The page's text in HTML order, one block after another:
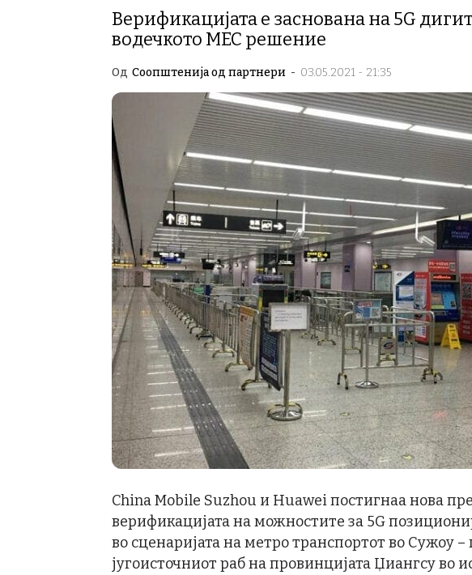
Верификацијата е заснована на 5G
водечкото MEC решение
Од Соопштенија од партнери - 03.05.2021 - 21:35
China Mobile Suzhou и Huawei постигнаа нова
верификацијата на можностите за 5G
во сценаријата на метро транспортот во Сужоу
југоисточниот раб на провинцијата Џиангсу во